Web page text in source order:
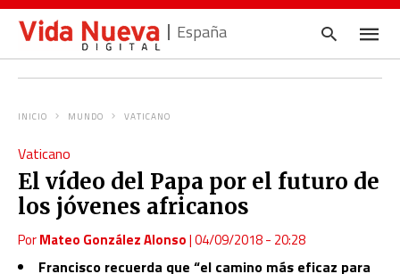
España
y
INICIO MUNDO VATICANO
Vaticano
El vídeo del Papa por el futuro de
los jóvenes africanos
PorMateo González Alonso|04/09/2018 - 20:28
Francisco recuerda que “el camino más eficaz para